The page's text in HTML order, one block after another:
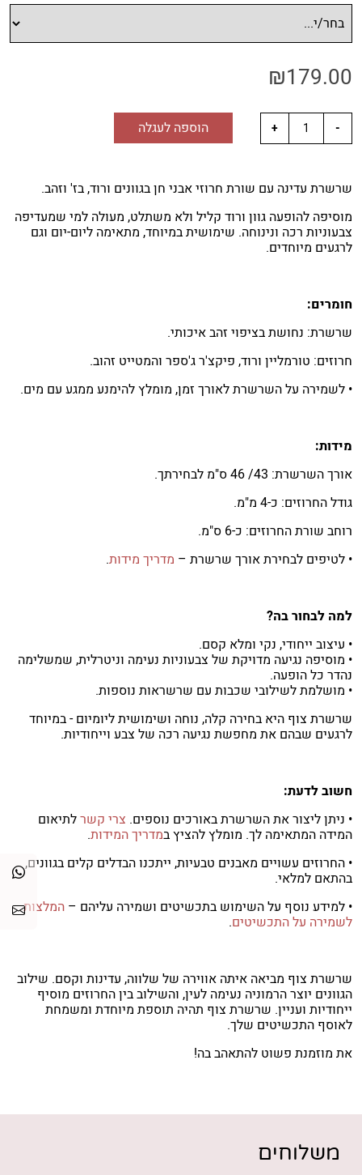
₪179.00
הוספה לעגלה
שרשרת עדינה עם שורת חרוזי אבני חן בגוונים ורוד, בז' וזהב.
מוסיפה להופעה גוון ורוד קליל ולא משתלט, מעולה למי שמעדיפה
צבעוניות רכה ונינוחה. שימושית במיוחד, מתאימה ליום-יום וגם
לרגעים מיוחדים.
חומרים:
שרשרת: נחושת בציפוי זהב איכותי.
חרוזים: טורמליין ורוד, פיקצ'ר ג'ספר והמטייט זהוב.
• לשמירה על השרשרת לאורך זמן, מומלץ להימנע ממגע עם מים.
מידות:
אורך השרשרת: 43/ 46 ס"מ לבחירתך.
גודל החרוזים: כ-4 מ"מ.
רוחב שורת החרוזים: כ-6 ס"מ.
• לטיפים לבחירת אורך שרשרת – מדריך מידות.
למה לבחור בה?
• עיצוב ייחודי, נקי ומלא קסם.
• מוסיפה נגיעה מדויקת של צבעוניות נעימה וניטרלית, שמשלימה
נהדר כל הופעה.
• מושלמת לשילובי שכבות עם שרשראות נוספות.
שרשרת צוף היא בחירה קלה, נוחה ושימושית ליומיום - במיוחד
לרגעים שבהם את מחפשת נגיעה רכה של צבע וייחודיות.
חשוב לדעת:
• ניתן ליצור את השרשרת באורכים נוספים. צרי קשרלתיאום
המידה המתאימה לך. מומלץ להציץ במדריך המידות.
• החרוזים עשויים מאבנים טבעיות, ייתכנו הבדלים קלים בגוונים,
בהתאם למלאי.
• למידע נוסף על השימוש בתכשיטים ושמירה עליהם – המלצות
לשמירה על התכשיטים.
שרשרת צוף מביאה איתה אווירה של שלווה, עדינות וקסם. שילוב
הגוונים יוצר הרמוניה נעימה לעין, והשילוב בין החרוזים מוסיף
ייחודיות ועניין. שרשרת צוף תהיה תוספת מיוחדת ומשמחת
לאוסף התכשיטים שלך.
את מוזמנת פשוט להתאהב בה!
משלוחים